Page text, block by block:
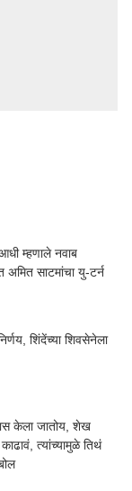
म्हणाले नवाब
अमित साटमांचा यु-टर्न
शिंदेंच्या शिवसेनेला
केला जातोय, शेख
काढावं, त्यांच्यामुळे तिथं